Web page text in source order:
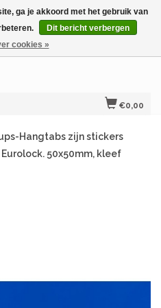
€0,00
Hangtabs zijn stickers
50x50mm, kleef
ga je akkoord met het gebruik van
Dit bericht verbergen
cookies »